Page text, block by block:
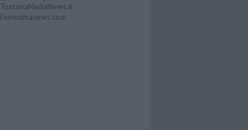
ToscanaMediaNews.it
Fiorentinanews.com